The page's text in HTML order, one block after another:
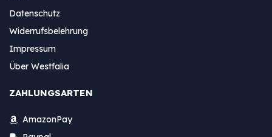
Datenschutz
Widerrufsbelehrung
Impressum
Über Westfalia
ZAHLUNGSARTEN
AmazonPay